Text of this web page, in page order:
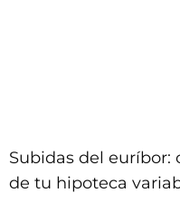
Subidas del euríbor:
de tu hipoteca